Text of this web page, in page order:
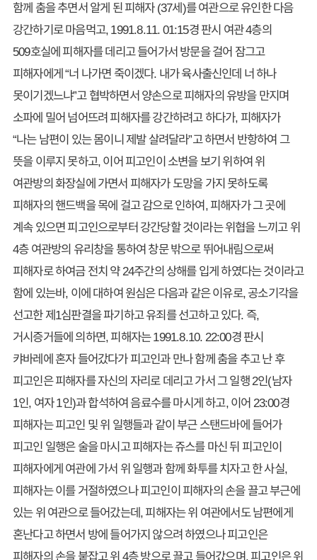
함께 춤을 추면서 알게 된 피해자 (37세)를 여관으로 유인한 다음
강간하기로 마음먹고, 1991.8.11. 01:15경 판시 여관 4층의
509호실에 피해자를 데리고 들어가서 방문을 걸어 잠그고
피해자에게 “너 나가면 죽이겠다. 내가 육사출신인데 너 하나
못이기겠느냐”고 협박하면서 양손으로 피해자의 유방을 만지며
소파에 밀어 넘어뜨려 피해자를 강간하려고 하다가, 피해자가
“나는 남편이 있는 몸이니 제발 살려달라”고 하면서 반항하여 그
뜻을 이루지 못하고, 이어 피고인이 소변을 보기 위하여 위
여관방의 화장실에 가면서 피해자가 도망을 가지 못하도록
피해자의 핸드백을 목에 걸고 감으로 인하여, 피해자가 그 곳에
계속 있으면 피고인으로부터 강간당할 것이라는 위협을 느끼고 위
4층 여관방의 유리창을 통하여 창문 밖으로 뛰어내림으로써
피해자로 하여금 전치 약 24주간의 상해를 입게 하였다는 것이라고
함에 있는바, 이에 대하여 원심은 다음과 같은 이유로, 공소기각을
선고한 제1심판결을 파기하고 유죄를 선고하고 있다. 즉,
거시증거들에 의하면, 피해자는 1991.8.10. 22:00경 판시
캬바레에 혼자 들어갔다가 피고인과 만나 함께 춤을 추고 난 후
피고인은 피해자를 자신의 자리로 데리고 가서 그 일행 2인(남자
1인, 여자 1인)과 합석하여 음료수를 마시게 하고, 이어 23:00경
피해자는 피고인 및 위 일행들과 같이 부근 스탠드바에 들어가
피고인 일행은 술을 마시고 피해자는 쥬스를 마신 뒤 피고인이
피해자에게 여관에 가서 위 일행과 함께 화투를 치자고 한 사실,
피해자는 이를 거절하였으나 피고인이 피해자의 손을 끌고 부근에
있는 위 여관으로 들어갔는데, 피해자는 위 여관에서도 남편에게
혼난다고 하면서 방에 들어가지 않으려 하였으나 피고인은
피해자의 손을 붙잡고 위 4층 방으로 끌고 들어갔으며, 피고인은 위